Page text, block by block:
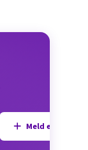
Meld een